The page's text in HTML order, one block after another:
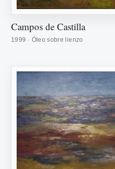
Campos de Castilla
1999 · Óleo sobre lienzo